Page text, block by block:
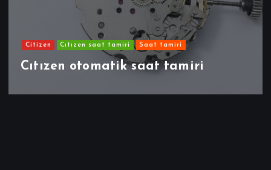
Citizen Cıtızen saat tamiri Saat tamiri
Cıtızen otomatik saat tamiri